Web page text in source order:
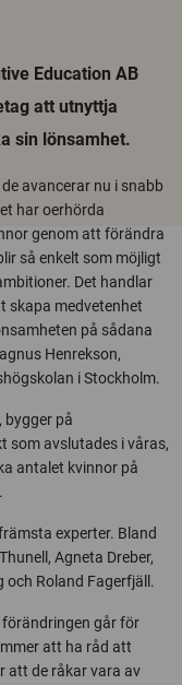
Education AB
att utnyttja
sin lönsamhet.
avancerar nu i snabb
har oerhörda
genom att förändra
så enkelt som möjligt
Det handlar
skapa medvetenhet
på sådana
Henrekson,
i Stockholm.
bygger på
som avslutades i våras,
antalet kvinnor på
experter. Bland
Agneta Dreber,
och Roland Fagerfjäll.
förändringen går för
att ha råd att
att de råkar vara av